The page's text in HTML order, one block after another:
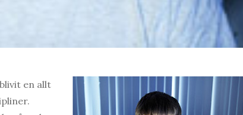
en allt